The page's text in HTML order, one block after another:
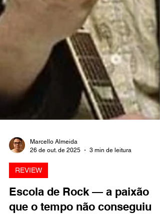
26 de out. de 2025
3 min de leitura